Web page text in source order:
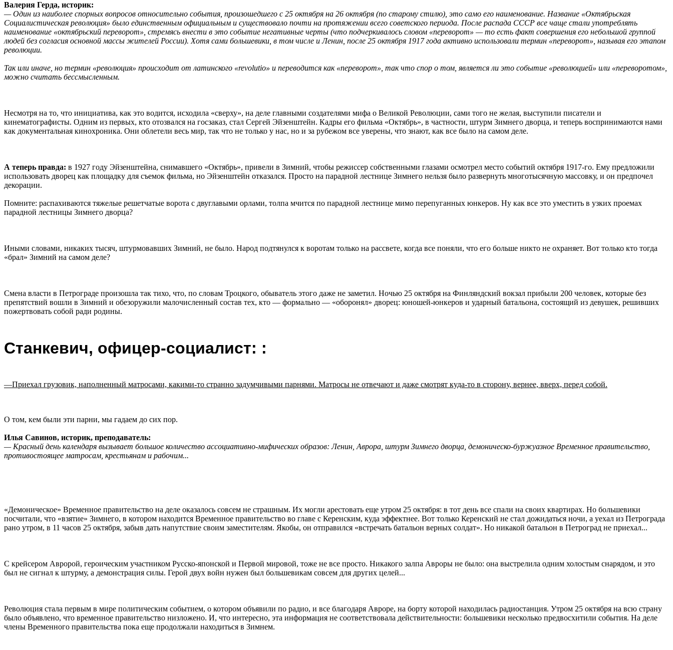
Валерия Герда, историк:
— Один из наиболее спорных вопросов относительно события, произошедшего с 25 октября на 26 октября (по старому стилю), это само его наименование. Название «Октябрьская
Социалистическая революция» было единственным официальным и существовало почти на протяжении всего советского периода. После распада СССР все чаще стали употреблять
наименование «октябрьский переворот», стремясь внести в это событие негативные черты (что подчеркивалось словом «переворот» — то есть факт совершения его небольшой группой
людей без согласия основной массы жителей России). Хотя сами большевики, в том числе и Ленин, после 25 октября 1917 года активно использовали термин «переворот», называя его этапом
революции.
Так или иначе, но термин «революция» происходит от латинского «revolutio» и переводится как «переворот», так что спор о том, является ли это событие «революцией» или «переворотом»,
можно считать бессмысленным.
Несмотря на то, что инициатива, как это водится, исходила «сверху», на деле главными создателями мифа о Великой Революции, сами того не желая, выступили писатели и
кинематографисты. Одним из первых, кто отозвался на госзаказ, стал Сергей Эйзенштейн. Кадры его фильма «Октябрь», в частности, штурм Зимнего дворца, и теперь воспринимаются нами
как документальная кинохроника. Они облетели весь мир, так что не только у нас, но и за рубежом все уверены, что знают, как все было на самом деле.
А теперь правда: в 1927 году Эйзенштейна, снимавшего «Октябрь», привели в Зимний, чтобы режиссер собственными глазами осмотрел место событий октября 1917-го. Ему предложили
использовать дворец как площадку для съемок фильма, но Эйзенштейн отказался. Просто на парадной лестнице Зимнего нельзя было развернуть многотысячную массовку, и он предпочел
декорации.
Помните: распахиваются тяжелые решетчатые ворота с двуглавыми орлами, толпа мчится по парадной лестнице мимо перепуганных юнкеров. Ну как все это уместить в узких проемах
парадной лестницы Зимнего дворца?
Иными словами, никаких тысяч, штурмовавших Зимний, не было. Народ подтянулся к воротам только на рассвете, когда все поняли, что его больше никто не охраняет. Вот только кто тогда
«брал» Зимний на самом деле?
Смена власти в Петрограде произошла так тихо, что, по словам Троцкого, обыватель этого даже не заметил. Ночью 25 октября на Финляндский вокзал прибыли 200 человек, которые без
препятствий вошли в Зимний и обезоружили малочисленный состав тех, кто — формально — «оборонял» дворец: юношей-юнкеров и ударный батальона, состоящий из девушек, решивших
пожертвовать собой ради родины.
Станкевич, офицер-социалист: :
—Приехал грузовик, наполненный матросами, какими-то странно задумчивыми парнями. Матросы не отвечают и даже смотрят куда-то в сторону, вернее, вверх, перед собой.
О том, кем были эти парни, мы гадаем до сих пор.
Илья Савинов, историк, преподаватель:
— Красный день календаря вызывает большое количество ассоциативно-мифических образов: Ленин, Аврора, штурм Зимнего дворца, демоническо-буржуазное Временное правительство,
противостоящее матросам, крестьянам и рабочим...
«Демоническое» Временное правительство на деле оказалось совсем не страшным. Их могли арестовать еще утром 25 октября: в тот день все спали на своих квартирах. Но большевики
посчитали, что «взятие» Зимнего, в котором находится Временное правительство во главе с Керенским, куда эффектнее. Вот только Керенский не стал дожидаться ночи, а уехал из Петрограда
рано утром, в 11 часов 25 октября, забыв дать напутствие своим заместителям. Якобы, он отправился «встречать батальон верных солдат». Но никакой батальон в Петроград не приехал...
С крейсером Авророй, героическим участником Русско-японской и Первой мировой, тоже не все просто. Никакого залпа Авроры не было: она выстрелила одним холостым снарядом, и это
был не сигнал к штурму, а демонстрация силы. Герой двух войн нужен был большевикам совсем для других целей...
Революция стала первым в мире политическим событием, о котором объявили по радио, и все благодаря Авроре, на борту которой находилась радиостанция. Утром 25 октября на всю страну
было объявлено, что временное правительство низложено. И, что интересно, эта информация не соответствовала действительности: большевики несколько предвосхитили события. На деле
члены Временного правительства пока еще продолжали находиться в Зимнем.